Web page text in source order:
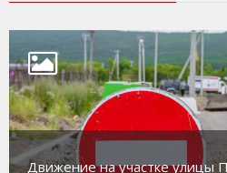
Движение на участке улицы